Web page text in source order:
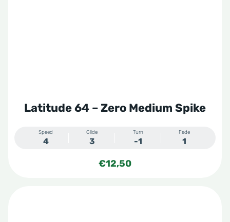
Latitude 64 – Zero Medium Spike
Speed
4
Glide
3
Turn
-1
Fade
1
€12,50